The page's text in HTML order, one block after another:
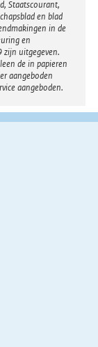
Staatscourant,
en blad
in de
en
zijn uitgegeven.
de in papieren
aangeboden
aangeboden.